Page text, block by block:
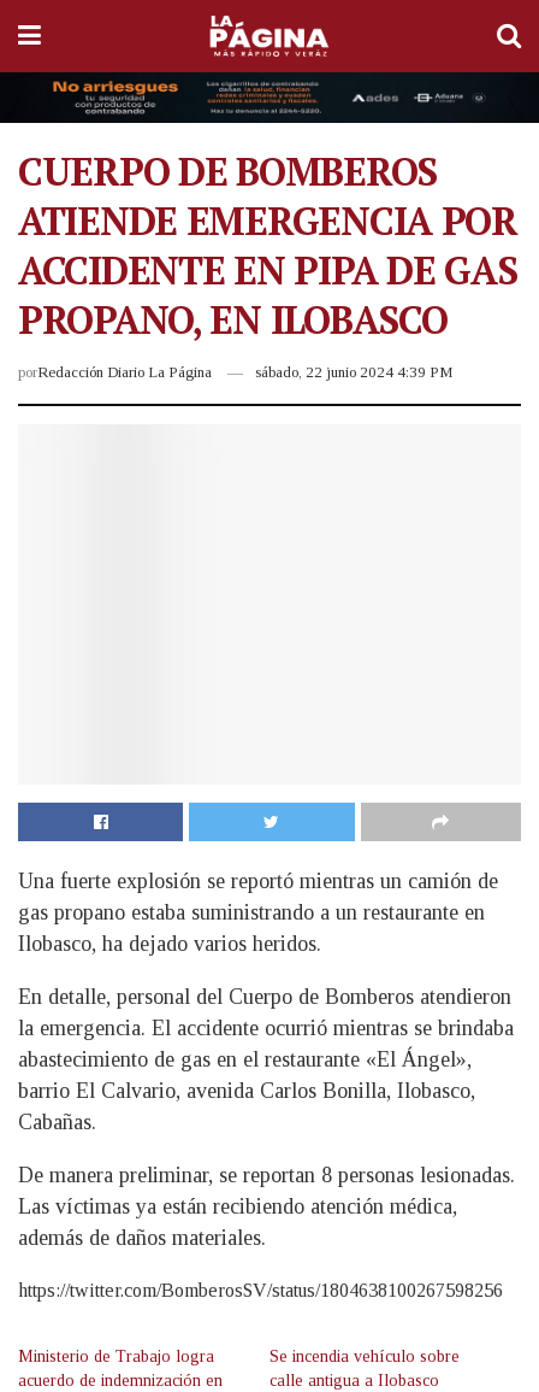
CUERPO DE BOMBEROS
ATIENDE EMERGENCIA POR
ACCIDENTE EN PIPA DE GAS
PROPANO, EN ILOBASCO
porRedacción Diario La Página sábado, 22 junio 2024 4:39 PM
Una fuerte explosión se reportó mientras un camión de
gas propano estaba suministrando a un restaurante en
Ilobasco, ha dejado varios heridos.
En detalle, personal del Cuerpo de Bomberos atendieron
la emergencia. El accidente ocurrió mientras se brindaba
abastecimiento de gas en el restaurante «El Ángel»,
barrio El Calvario, avenida Carlos Bonilla, Ilobasco,
Cabañas.
De manera preliminar, se reportan 8 personas lesionadas.
Las víctimas ya están recibiendo atención médica,
además de daños materiales.
https://twitter.com/BomberosSV/status/1804638100267598256
Ministerio de Trabajo logra
acuerdo de indemnización en
Se incendia vehículo sobre
calle antigua a Ilobasco